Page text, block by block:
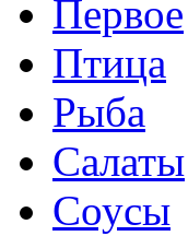
Первое
Птица
Рыба
Салаты
Соусы